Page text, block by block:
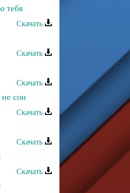
тебя
Скачать
Скачать
Скачать
сон
Скачать
Скачать
Скачать